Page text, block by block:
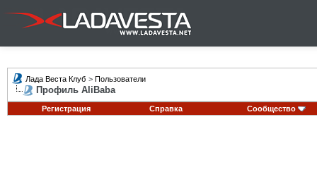
Лада Веста Клуб > Пользователи
Профиль AliBaba
Регистрация Справка Сообщество